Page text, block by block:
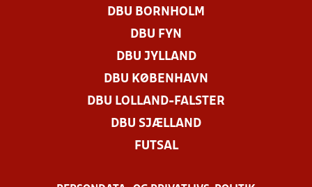
DBU BORNHOLM
DBU FYN
DBU JYLLAND
DBU KØBENHAVN
DBU LOLLAND-FALSTER
DBU SJÆLLAND
FUTSAL